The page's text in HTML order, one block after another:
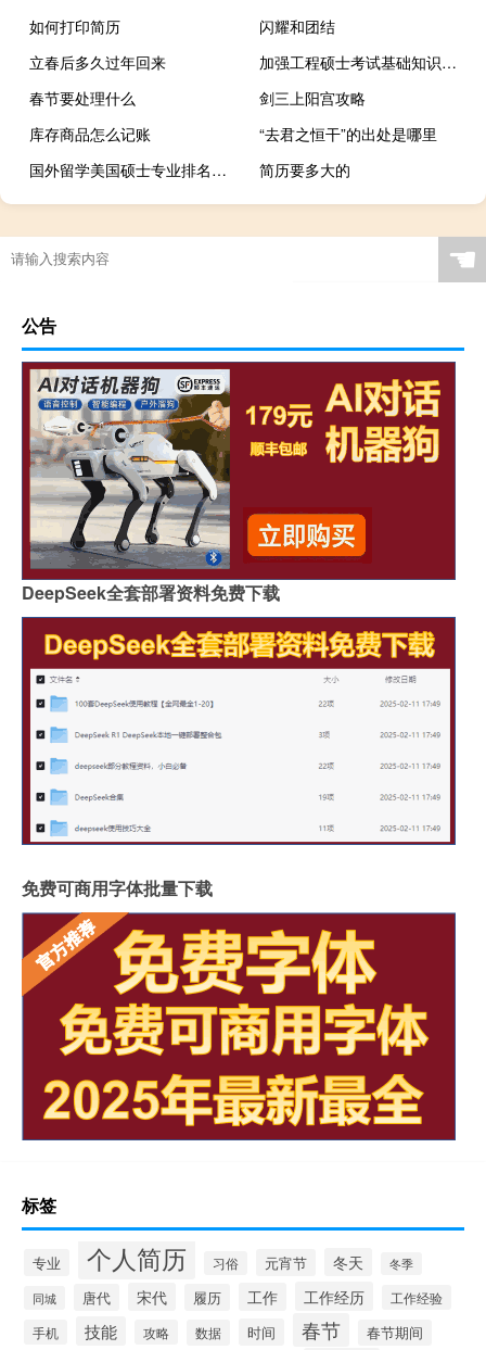
如何打印简历
闪耀和团结
立春后多久过年回来
加强工程硕士考试基础知识练习
春节要处理什么
剑三上阳宫攻略
库存商品怎么记账
“去君之恒干”的出处是哪里
国外留学美国硕士专业排名介绍
简历要多大的
☚
公告
DeepSeek全套部署资料免费下载
免费可商用字体批量下载
标签
专业 个人简历 习俗 元宵节 冬天 冬季
同城 唐代 宋代 履历 工作 工作经历
工作经验
手机
技能 攻略 数据 时间 春节 春节期间